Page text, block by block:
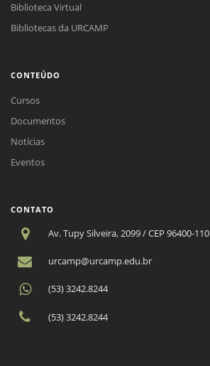
Biblioteca Virtual
Bibliotecas da URCAMP
CONTEÚDO
Cursos
Documentos
Notícias
Eventos
CONTATO
Av. Tupy Silveira, 2099 / CEP 96400-110
urcamp@urcamp.edu.br
(53) 3242.8244
(53) 3242.8244